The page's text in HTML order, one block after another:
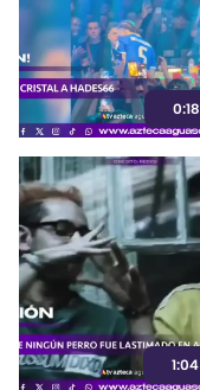
0:18
1:04